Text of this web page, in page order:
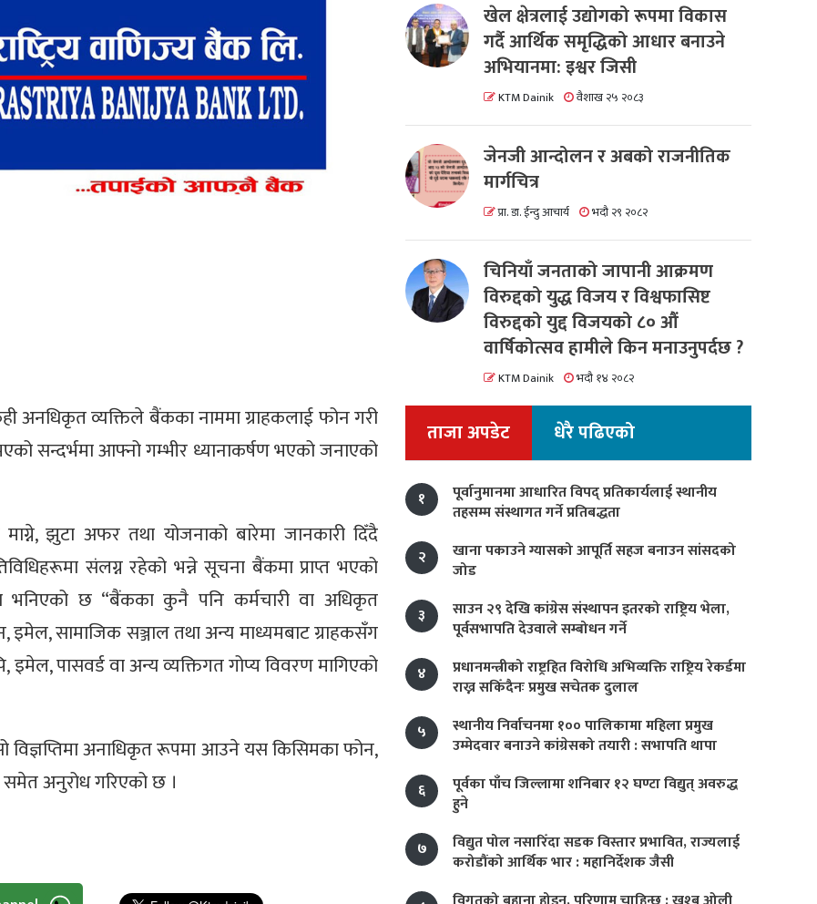
अनधिकृत व्यक्तिले बैंकका नाममा ग्राहकलाई फोन गरी
सन्दर्भमा आफ्नो गम्भीर ध्यानाकर्षण भएको जनाएको
झुटा अफर तथा योजनाको बारेमा जानकारी दिँदै
संलग्न रहेको भन्ने सूचना बैंकमा प्राप्त भएको
भनिएको छ “बैंकका कुनै पनि कर्मचारी वा अधिकृत
इमेल, सामाजिक सञ्जाल तथा अन्य माध्यमबाट ग्राहकसँग
पासवर्ड वा अन्य व्यक्तिगत गोप्य विवरण मागिएको
विज्ञप्तिमा अनाधिकृत रूपमा आउने यस किसिमका फोन,
समेत अनुरोध गरिएको छ ।
खेल क्षेत्रलाई उद्योगको रूपमा विकास
गर्दै आर्थिक समृद्धिको आधार बनाउने
अभियानमा: इश्वर जिसी
KTM Dainik वैशाख २५ २०८३
जेनजी आन्दोलन र अबको राजनीतिक
मार्गचित्र
प्रा. डा. ईन्दु आचार्य भदौ २९ २०८२
चिनियाँ जनताको जापानी आक्रमण
विरुद्दको युद्ध विजय र विश्वफासिष्ट
विरुद्दको युद्द विजयको ८० औं
वार्षिकोत्सव हामीले किन मनाउनुपर्दछ ?
KTM Dainik भदौ १४ २०८२
ताजा अपडेट धेरै पढिएको
१
पूर्वानुमानमा आधारित विपद् प्रतिकार्यलाई स्थानीय
तहसम्म संस्थागत गर्ने प्रतिबद्धता
२
खाना पकाउने ग्यासको आपूर्ति सहज बनाउन सांसदको
जोड
३
साउन २९ देखि कांग्रेस संस्थापन इतरको राष्ट्रिय भेला,
पूर्वसभापति देउवाले सम्बोधन गर्ने
४
प्रधानमन्त्रीको राष्ट्रहित विरोधि अभिव्यक्ति राष्ट्रिय रेकर्डमा
राख्न सकिँदैनः प्रमुख सचेतक दुलाल
५
स्थानीय निर्वाचनमा १०० पालिकामा महिला प्रमुख
उम्मेदवार बनाउने कांग्रेसको तयारी : सभापति थापा
६
पूर्वका पाँच जिल्लामा शनिबार १२ घण्टा विद्युत् अवरुद्ध
हुने
७
विद्युत पोल नसारिँदा सडक विस्तार प्रभावित, राज्यलाई
करोडौंको आर्थिक भार : महानिर्देशक जैसी